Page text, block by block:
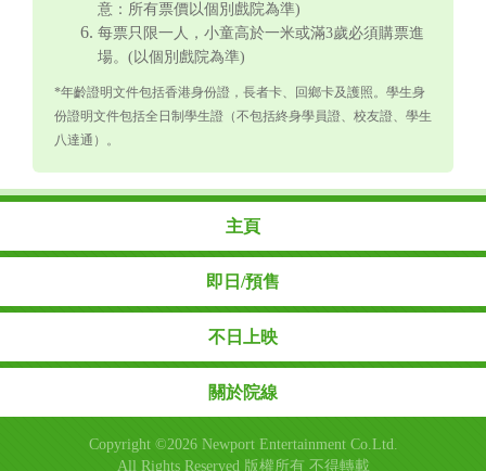
意：所有票價以個別戲院為準)
每票只限一人，小童高於一米或滿3歲必須購票進
場。(以個別戲院為準)
*年齡證明文件包括香港身份證，長者卡、回鄉卡及護照。學生身
份證明文件包括全日制學生證（不包括終身學員證、校友證、學生
八達通）。
主頁
即日/預售
不日上映
關於院線
Copyright ©2026 Newport Entertainment Co.Ltd.
All Rights Reserved 版權所有 不得轉載